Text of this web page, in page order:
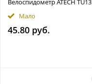
Велоспидометр ATECH TU13
Мало
45.80 руб.